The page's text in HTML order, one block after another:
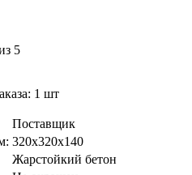
5
1 шт
Поставщик
320х320х140
Жарстойкий бетон